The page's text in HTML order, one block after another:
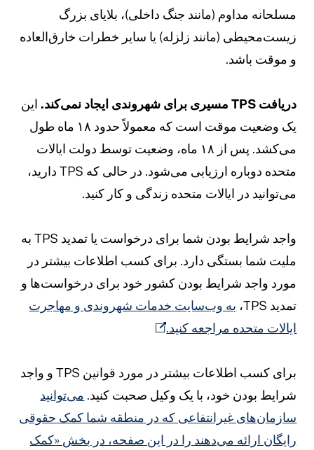
مسلحانه مداوم (مانند جنگ داخلی)، بلایای بزرگ
زیست‌محیطی (مانند زلزله) یا سایر خطرات خارق‌العاده
و موقت باشد.
دریافت TPS مسیری برای شهروندی ایجاد نمی‌کند.
این
یک وضعیت موقت است که معمولاً حدود ۱۸ ماه طول
می‌کشد. پس از ۱۸ ماه، وضعیت توسط دولت ایالات
متحده دوباره ارزیابی می‌شود. در حالی که TPS دارید،
می‌توانید در ایالات متحده زندگی و کار کنید.
واجد شرایط بودن شما برای درخواست یا تمدید TPS به
ملیت شما بستگی دارد. برای کسب اطلاعات بیشتر در
مورد واجد شرایط بودن کشور خود برای درخواست‌ها و
تمدید TPS،
به وب‌سایت خدمات شهروندی و مهاجرت
ایالات متحده مراجعه کنید.
برای کسب اطلاعات بیشتر در مورد قوانین TPS و واجد
شرایط بودن خود، با یک وکیل صحبت کنید.می‌توانید
سازمان‌های غیرانتفاعی که در منطقه شما کمک حقوقی
رایگان ارائه می‌دهند را در این صفحه، در بخش «کمک